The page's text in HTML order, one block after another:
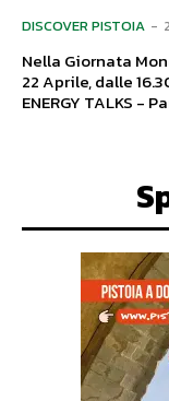
DISCOVER PISTOIA -
Nella Giornata
22 Aprile, dalle
ENERGY TALKS -